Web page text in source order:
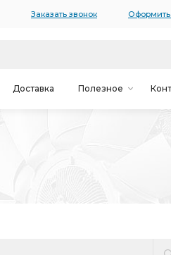
Заказать звонок Оформить
Доставка Полезное